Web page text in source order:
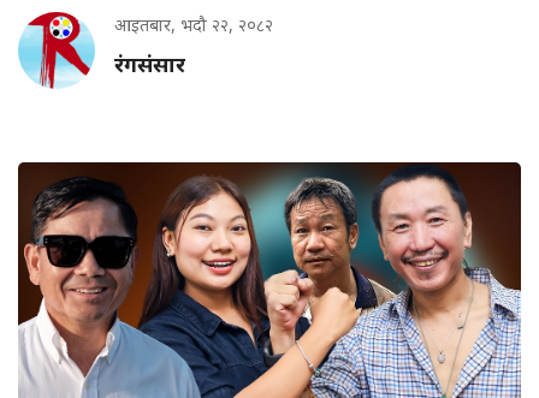
आइतबार, भदौ २२, २०८२
रंगसंसार